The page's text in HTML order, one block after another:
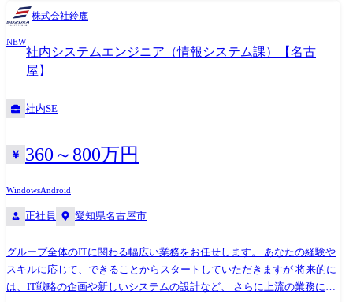
境・技術要素の変化が激しい分野ですが、新しい技術の習得は積極的に
行い、アジャイル開発やCI/CD環境の導入など新しい開発手法やツール
導入も行なっています。 コミュニケーションが積極的に取れるメンバー
もたくさん在籍しているので活気溢れる部署になっております。 ※職務
内容変更の可能性:有 ※変更の範囲:会社の定める業務 Android・iOS搭載
ーション開発まで幅広く対応しております。 また、クロスプラットフォ
験することが可能です。 要件定義・開発・運用まで一貫して携わること
ができ、多くのアプリケーション開発を経験することが可能です。 ま
会が多い仕事です。
株式会社鈴鹿
NEW
社内システムエンジニア（情報システム課）【名古
屋】
社内SE
360～800万円
WindowsAndroid
正社員 愛知県名古屋市
グループ全体のITに関わる幅広い業務をお任せします。 あなたの経験や
スキルに応じて、できることからスタートしていただきますが 将来的に
は、IT戦略の企画や新しいシステムの設計など、 さらに上流の業務にも